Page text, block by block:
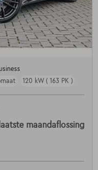
120 kW ( 163 PK )
maandaflossing